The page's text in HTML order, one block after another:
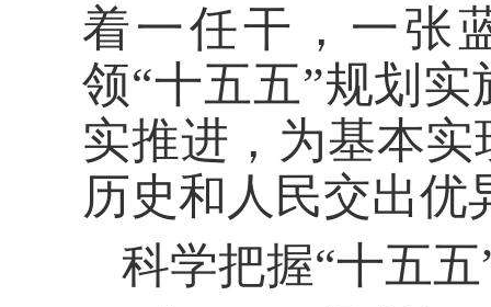
着一任干，一张
领“十五五”规划
实推进，为基本
历史和人民交出优
科学把握“十五